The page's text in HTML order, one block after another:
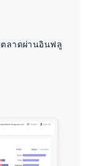
ลาดผ่านอินฟลู